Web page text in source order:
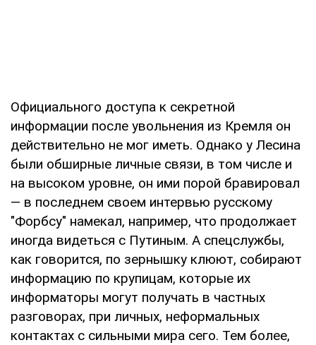
Официального доступа к секретной
информации после увольнения из Кремля он
действительно не мог иметь. Однако у Лесина
были обширные личные связи, в том числе и
на высоком уровне, он ими порой бравировал
— в последнем своем интервью русскому
"Форбсу" намекал, например, что продолжает
иногда видеться с Путиным. А спецслужбы,
как говорится, по зернышку клюют, собирают
информацию по крупицам, которые их
информаторы могут получать в частных
разговорах, при личных, неформальных
контактах с сильными мира сего. Тем более,